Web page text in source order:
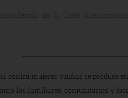
de la Corte
contra mujeres y niñas se produce
los familiares, comunitarios y